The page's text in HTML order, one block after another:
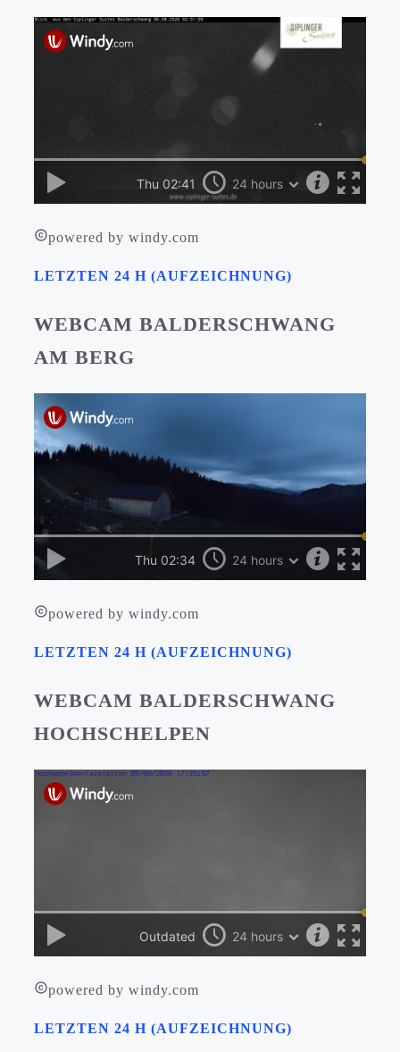
powered by windy.com
LETZTEN 24 H (AUFZEICHNUNG)
WEBCAM BALDERSCHWANG
AM BERG
powered by windy.com
LETZTEN 24 H (AUFZEICHNUNG)
WEBCAM BALDERSCHWANG
HOCHSCHELPEN
powered by windy.com
LETZTEN 24 H (AUFZEICHNUNG)